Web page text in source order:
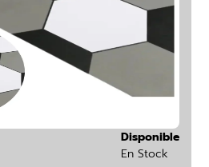
Disponible
En Stock